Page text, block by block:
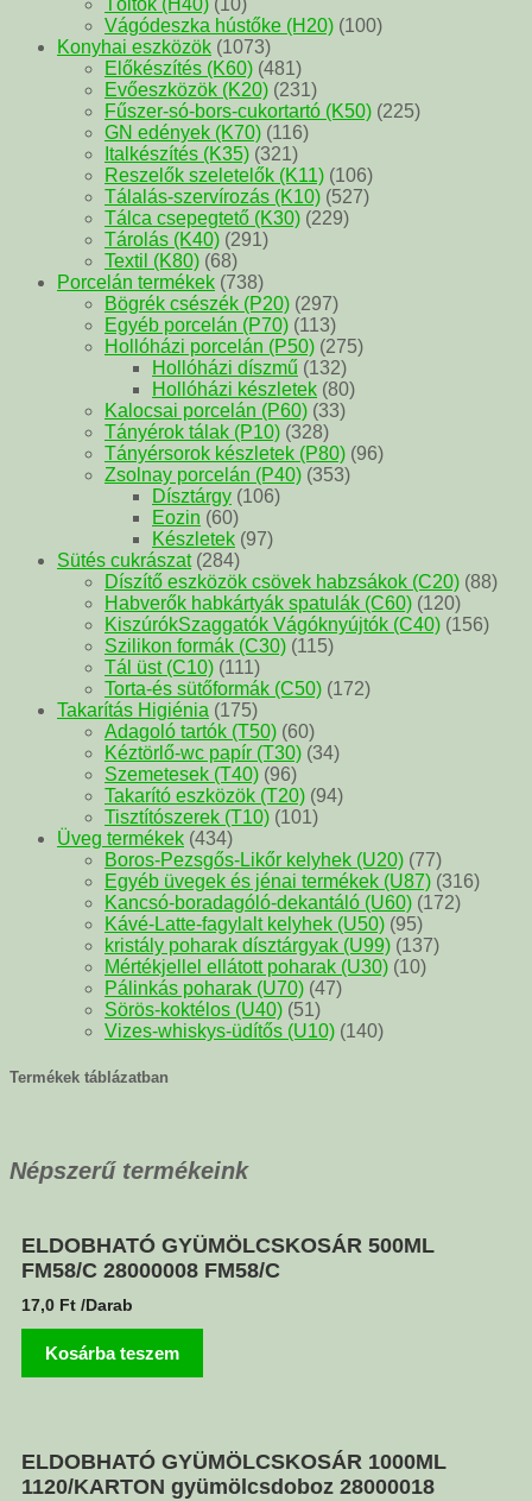
Töltők (H40) (10)
Vágódeszka hústőke (H20) (100)
Konyhai eszközök (1073)
Előkészítés (K60) (481)
Evőeszközök (K20) (231)
Fűszer-só-bors-cukortartó (K50) (225)
GN edények (K70) (116)
Italkészítés (K35) (321)
Reszelők szeletelők (K11) (106)
Tálalás-szervírozás (K10) (527)
Tálca csepegtető (K30) (229)
Tárolás (K40) (291)
Textil (K80) (68)
Porcelán termékek (738)
Bögrék csészék (P20) (297)
Egyéb porcelán (P70) (113)
Hollóházi porcelán (P50) (275)
Hollóházi díszmű (132)
Hollóházi készletek (80)
Kalocsai porcelán (P60) (33)
Tányérok tálak (P10) (328)
Tányérsorok készletek (P80) (96)
Zsolnay porcelán (P40) (353)
Dísztárgy (106)
Eozin (60)
Készletek (97)
Sütés cukrászat (284)
Díszítő eszközök csövek habzsákok (C20) (88)
Habverők habkártyák spatulák (C60) (120)
KiszúrókSzaggatók Vágóknyújtók (C40) (156)
Szilikon formák (C30) (115)
Tál üst (C10) (111)
Torta-és sütőformák (C50) (172)
Takarítás Higiénia (175)
Adagoló tartók (T50) (60)
Kéztörlő-wc papír (T30) (34)
Szemetesek (T40) (96)
Takarító eszközök (T20) (94)
Tisztítószerek (T10) (101)
Üveg termékek (434)
Boros-Pezsgős-Likőr kelyhek (U20) (77)
Egyéb üvegek és jénai termékek (U87) (316)
Kancsó-boradagóló-dekantáló (U60) (172)
Kávé-Latte-fagylalt kelyhek (U50) (95)
kristály poharak dísztárgyak (U99) (137)
Mértékjellel ellátott poharak (U30) (10)
Pálinkás poharak (U70) (47)
Sörös-koktélos (U40) (51)
Vizes-whiskys-üdítős (U10) (140)
Termékek táblázatban
Népszerű termékeink
ELDOBHATÓ GYÜMÖLCSKOSÁR 500ML
FM58/C 28000008 FM58/C
17,0 Ft /Darab
Kosárba teszem
ELDOBHATÓ GYÜMÖLCSKOSÁR 1000ML
1120/KARTON gyümölcsdoboz 28000018